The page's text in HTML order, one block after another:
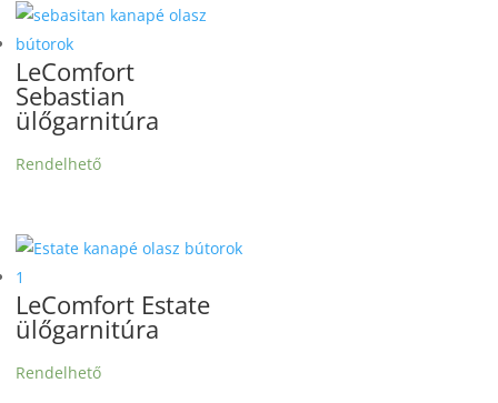
LeComfort
Sebastian
ülőgarnitúra
Rendelhető
LeComfort Estate
ülőgarnitúra
Rendelhető